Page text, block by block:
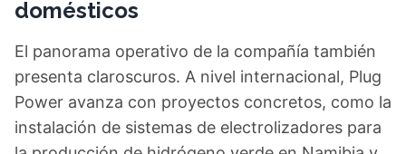
domésticos
El panorama operativo de la compañía también
presenta claroscuros. A nivel internacional, Plug
Power avanza con proyectos concretos, como la
instalación de sistemas de electrolizadores para